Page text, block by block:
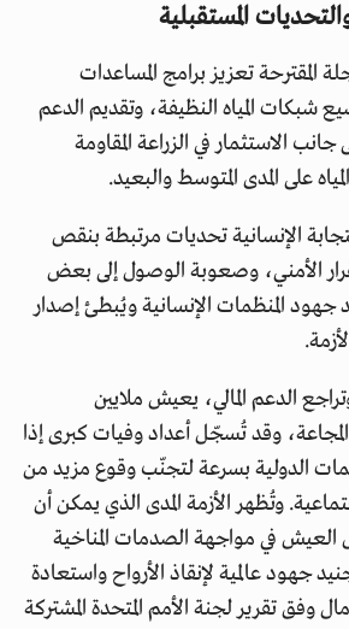
المستقبلية
المقترحة تعزيز برامج المساعدات
شبكات المياه النظيفة، وتقديم الدعم
جانب الاستثمار في الزراعة المقاومة
على المدى المتوسط والبعيد.
الإنسانية تحديات مرتبطة بنقص
الأمني، وصعوبة الوصول إلى بعض
جهود المنظمات الإنسانية ويُبطئ إصدار
الدعم المالي، يعيش ملايين
وقد تُسجّل أعداد وفيات كبرى إذا
الدولية بسرعة لتجنّب وقوع مزيد من
وتُظهر الأزمة المدى الذي يمكن أن
في مواجهة الصدمات المناخية
جهود عالمية لإنقاذ الأرواح واستعادة
وفق تقرير لجنة الأمم المتحدة المشتركة